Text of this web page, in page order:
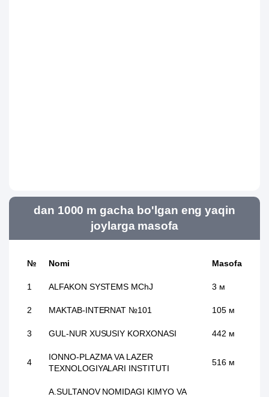
dan 1000 m gacha bo'lgan eng yaqin
joylarga masofa
№ Nomi Masofa
1 ALFAKON SYSTEMS MChJ 3 м
2 MAKTAB-INTERNAT №101 105 м
3 GUL-NUR XUSUSIY KORXONASI 442 м
4
IONNO-PLAZMA VA LAZER
TEXNOLOGIYALARI INSTITUTI
516 м
A.SULTANOV NOMIDAGI KIMYO VA